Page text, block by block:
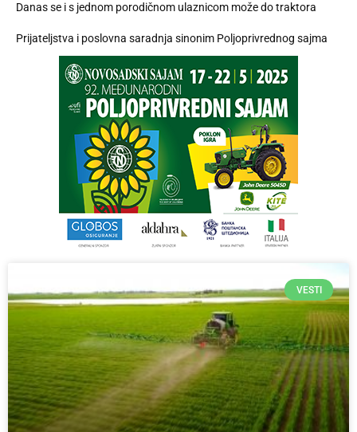
Danas se i s jednom porodičnom ulaznicom može do traktora
Prijateljstva i poslovna saradnja sinonim Poljoprivrednog sajma
VESTI